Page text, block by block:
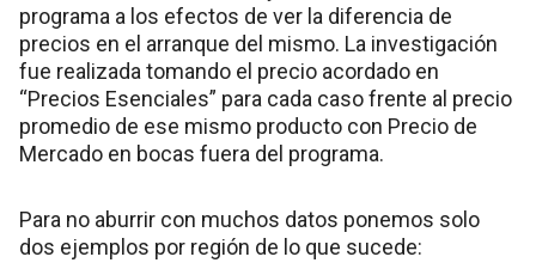
programa a los efectos de ver la diferencia de
precios en el arranque del mismo. La investigación
fue realizada tomando el precio acordado en
“Precios Esenciales” para cada caso frente al precio
promedio de ese mismo producto con Precio de
Mercado en bocas fuera del programa.
Para no aburrir con muchos datos ponemos solo
dos ejemplos por región de lo que sucede: